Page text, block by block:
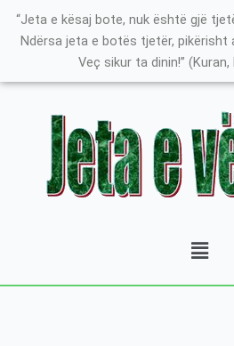
“Jeta e kësaj bote, nuk është gjë
Ndërsa jeta e botës tjetër, pikërisht
Veç sikur ta dinin!”
Menu
K
a
e